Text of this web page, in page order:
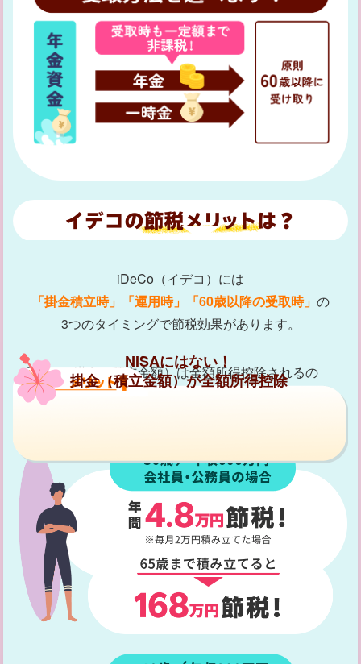
iDeCo（イデコ）には
「掛金積立時」「運用時」「60歳以降の受取時」 の
3つのタイミングで節税効果があります。
NISAにはない！
掛金（積立金額）が全額所得控除
iDeCoの掛金（積立金額）は全額所得控除されるの
で、課税所得が減り、当年分の所得税と翌年分の住民